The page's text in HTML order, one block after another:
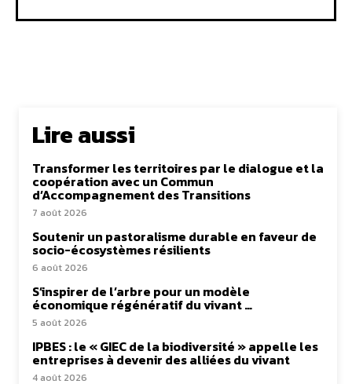
Lire aussi
Transformer les territoires par le dialogue et la
coopération avec un Commun
d’Accompagnement des Transitions
7 août 2026
Soutenir un pastoralisme durable en faveur de
socio-écosystèmes résilients
6 août 2026
S’inspirer de l’arbre pour un modèle
économique régénératif du vivant …
5 août 2026
IPBES : le « GIEC de la biodiversité » appelle les
entreprises à devenir des alliées du vivant
4 août 2026